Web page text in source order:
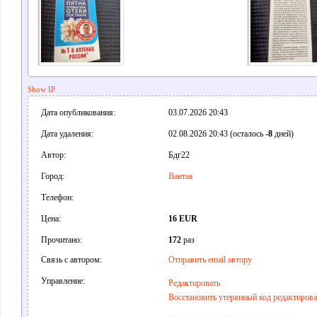
Show IP
Дата опубликования: 03.07.2026 20:43
Дата удаления: 02.08.2026 20:43 (осталось -8дней)
Автор: Бдг22
Город: Вантаа
Телефон:
Цена: 16 EUR
Прочитано: 172раз
Связь с автором:
Отправить email автору
Управление:
Редактировать
Восстановить утерянный код